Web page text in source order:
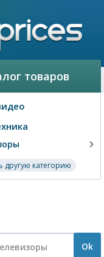
товаров
другую категорию
Ok